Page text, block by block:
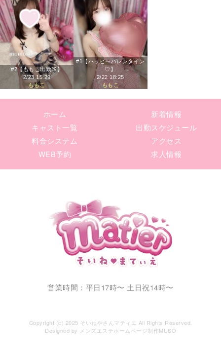
#2【ももこ出勤🍑】
2/23 15:29
ももこ
#1【ハッピーバレンタイン
♡】
2/22 18:25
ももこ
ホーム
新着情報
キャスト一覧
出勤スケジュール
料金システム
アクセス
WEB予約
求人情報
営業時間：平日17時〜 土日祝14時〜
Copyright (c) 2025 そいねやさんマティエ All Rights Reserved.
Designed by メンズエステホームページ制作MUSO